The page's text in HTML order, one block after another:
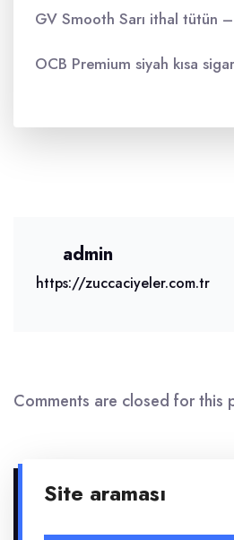
GV Smooth Sarı ithal tütün
OCB Premium siyah kısa
admin
https://zuccaciyeler.com.tr
Comments are closed for this
Site araması